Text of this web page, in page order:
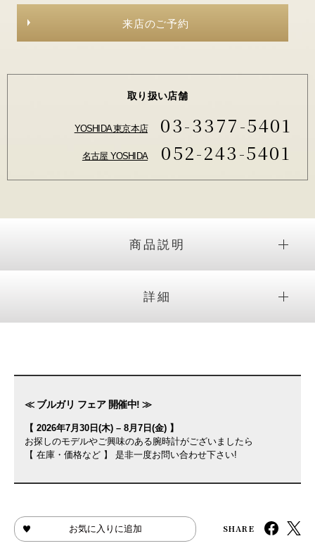
来店のご予約
取り扱い店舗
YOSHIDA 東京本店 03-3377-5401
名古屋 YOSHIDA 052-243-5401
商品説明
詳細
≪ ブルガリ フェア 開催中! ≫
【 2026年7月30日(木) – 8月7日(金) 】
お探しのモデルやご興味のある腕時計がございましたら
【 在庫・価格など 】 是非一度お問い合わせ下さい!
お気に入りに追加 SHARE